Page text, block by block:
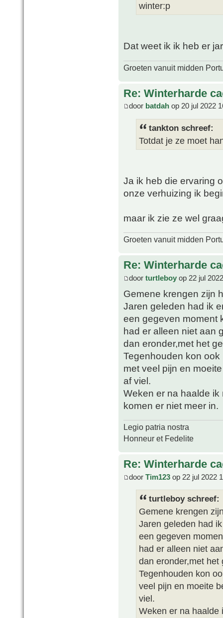
winter:p
Dat weet ik ik heb er
Groeten vanuit midden
Re: Winterharde
door batdah op 20 jul 2022
tankton schreef:
Totdat je ze moet
Ja ik heb die ervaring
onze verhuizing ik
maar ik zie ze wel
Groeten vanuit midden
Re: Winterharde
door turtleboy op 22 jul
Gemene krengen zijn
Jaren geleden had ik
een gegeven moment
had er alleen niet aan
dan eronder,met het
Tegenhouden kon
met veel pijn en
af viel.
Weken er na haalde ik
komen er niet meer in.
Legio patria nostra
Honneur et Fedelite
Re: Winterharde
door Tim123 op 22 jul 2022
turtleboy schreef:
Gemene krengen
Jaren geleden had
een gegeven
had er alleen niet
dan eronder,met het
Tegenhouden kon
veel pijn en moeite
viel.
Weken er na haalde